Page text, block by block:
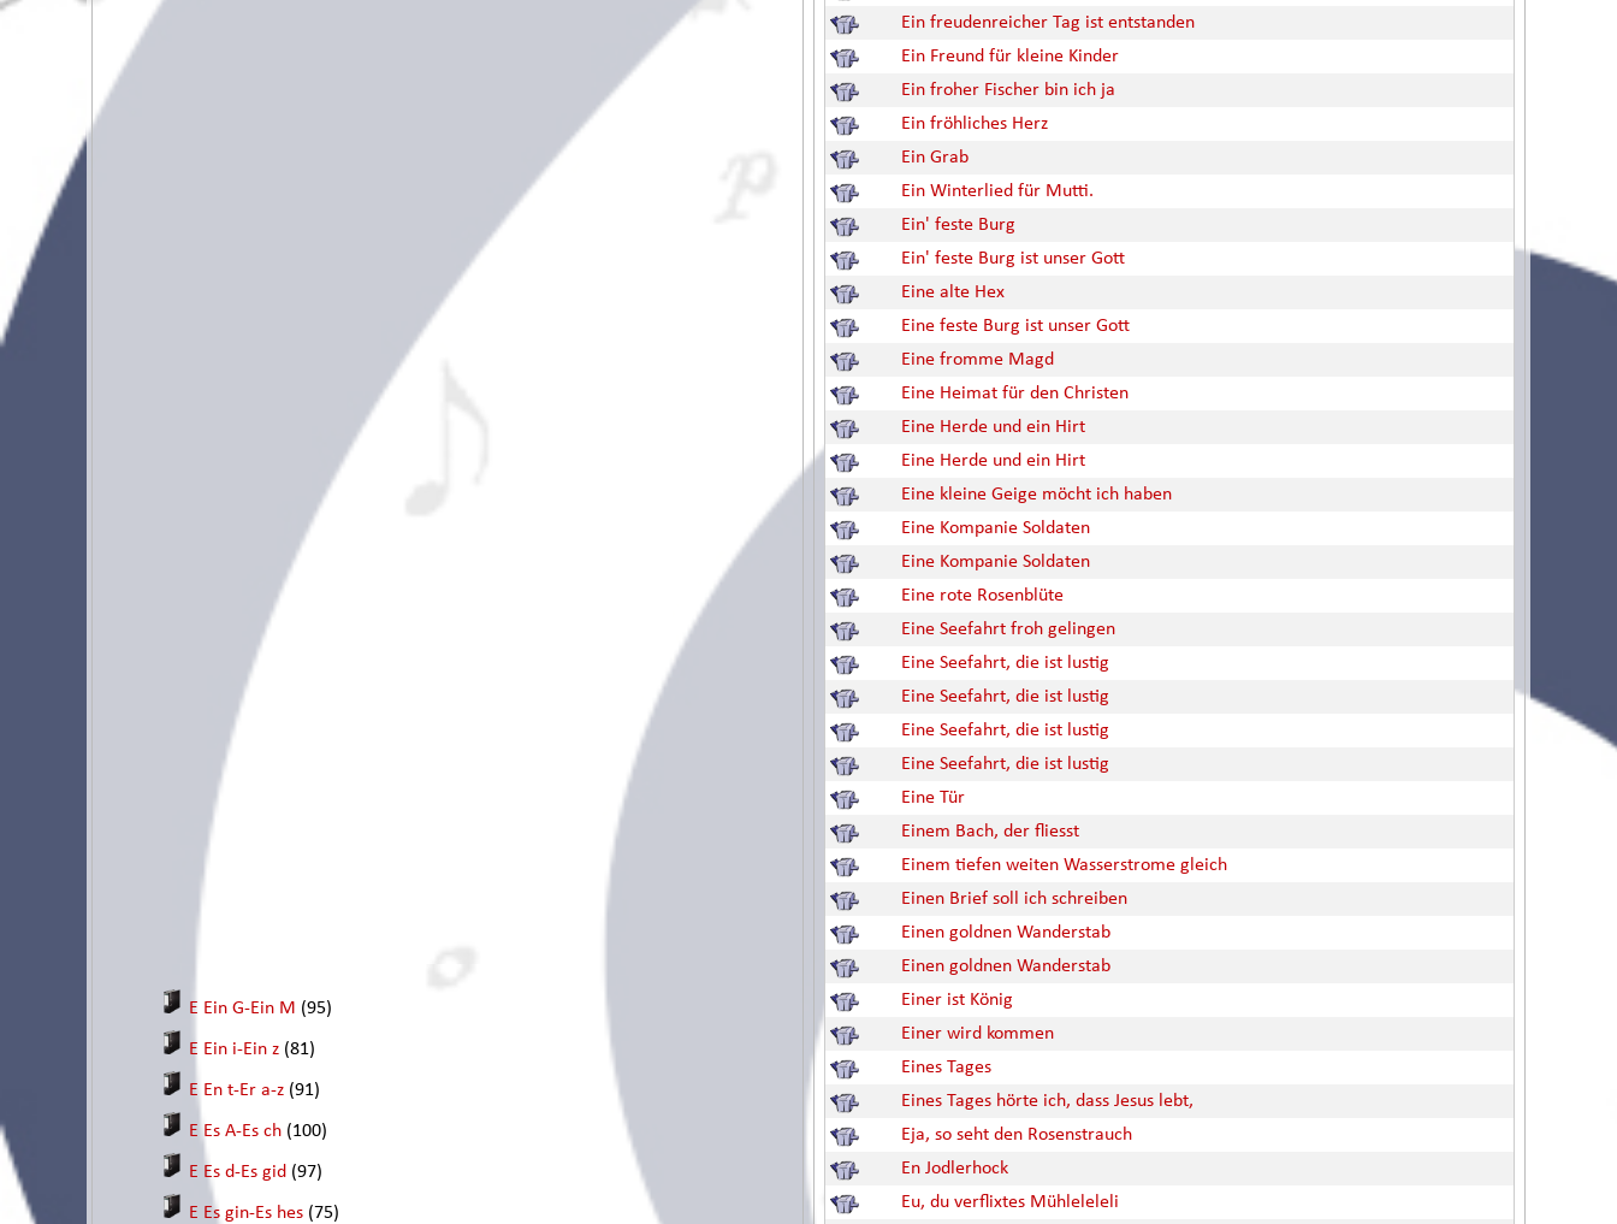
E Ein G-Ein M (95)
E Ein i-Ein z (81)
E En t-Er a-z (91)
E Es A-Es ch (100)
E Es d-Es gid (97)
E Es gin-Es hes (75)
Ein freudenreicher Tag ist entstanden
Ein Freund für kleine Kinder
Ein froher Fischer bin ich ja
Ein fröhliches Herz
Ein Grab
Ein Winterlied für Mutti.
Ein' feste Burg
Ein' feste Burg ist unser Gott
Eine alte Hex
Eine feste Burg ist unser Gott
Eine fromme Magd
Eine Heimat für den Christen
Eine Herde und ein Hirt
Eine Herde und ein Hirt
Eine kleine Geige möcht ich haben
Eine Kompanie Soldaten
Eine Kompanie Soldaten
Eine rote Rosenblüte
Eine Seefahrt froh gelingen
Eine Seefahrt, die ist lustig
Eine Seefahrt, die ist lustig
Eine Seefahrt, die ist lustig
Eine Seefahrt, die ist lustig
Eine Tür
Einem Bach, der fliesst
Einem tiefen weiten Wasserstrome gleich
Einen Brief soll ich schreiben
Einen goldnen Wanderstab
Einen goldnen Wanderstab
Einer ist König
Einer wird kommen
Eines Tages
Eines Tages hörte ich, dass Jesus lebt,
Eja, so seht den Rosenstrauch
En Jodlerhock
Eu, du verflixtes Mühleleleli